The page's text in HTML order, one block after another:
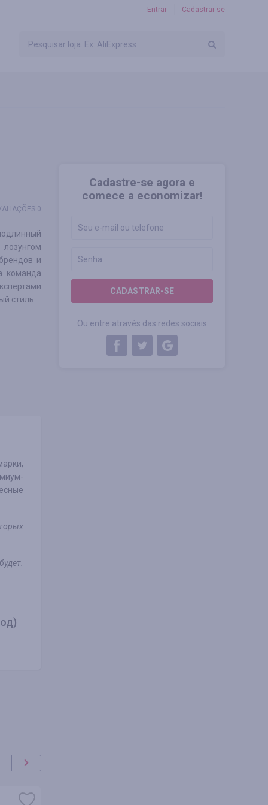
Entrar Cadastrar-se
Cadastre-se agora e
comece a economizar!
CADASTRAR-SE
Ou entre através das redes sociais
0
лозунгом
и
команда
стиль.